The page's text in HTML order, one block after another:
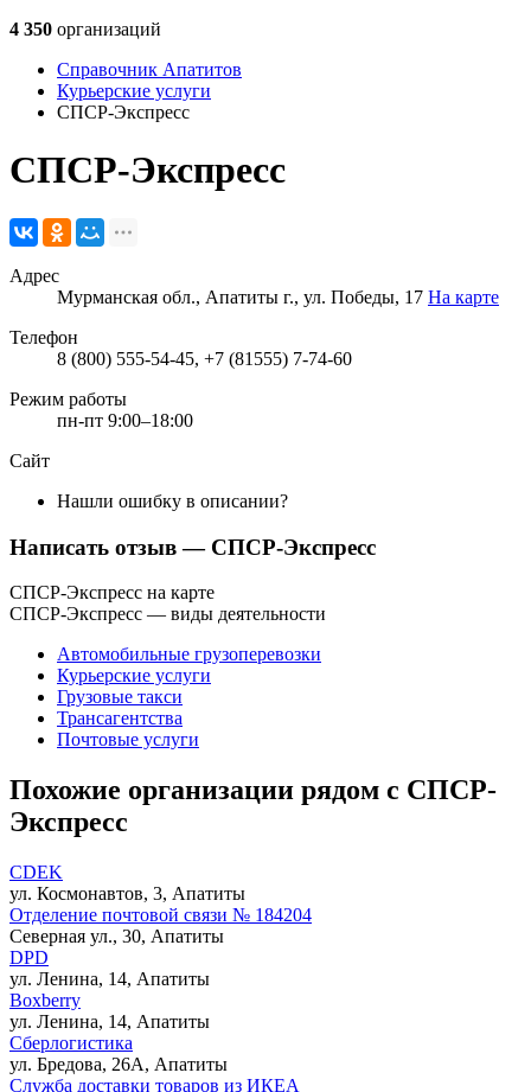
4 350 организаций
Справочник Апатитов
Курьерские услуги
СПСР-Экспресс
СПСР-Экспресс
Адрес
Мурманская обл., Апатиты г., ул. Победы, 17 На карте
Телефон
8 (800) 555-54-45, +7 (81555) 7-74-60
Режим работы
пн-пт 9:00–18:00
Сайт
Нашли ошибку в описании?
Написать отзыв— СПСР-Экспресс
СПСР-Экспресс на карте
СПСР-Экспресс — виды деятельности
Автомобильные грузоперевозки
Курьерские услуги
Грузовые такси
Трансагентства
Почтовые услуги
Похожие организации рядом с СПСР-
Экспресс
CDEK
ул. Космонавтов, 3, Апатиты
Отделение почтовой связи № 184204
Северная ул., 30, Апатиты
DPD
ул. Ленина, 14, Апатиты
Boxberry
ул. Ленина, 14, Апатиты
Сберлогистика
ул. Бредова, 26А, Апатиты
Служба доставки товаров из ИКЕА